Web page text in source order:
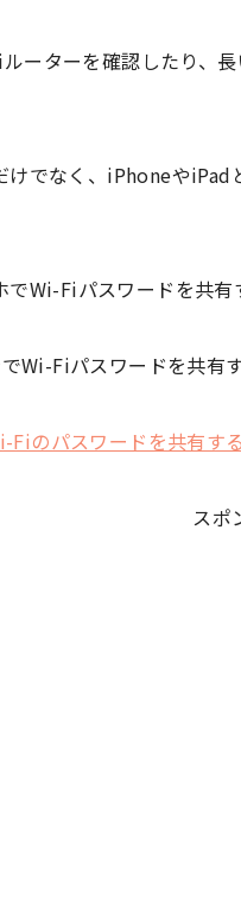
ーターを確認したり、
でなく、iPhoneやiPad
Wi-Fiパスワードを共有
Wi-Fiパスワードを共有
Fiのパスワードを共有する
スポ